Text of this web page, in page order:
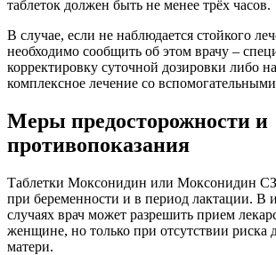
таблеток должен быть не менее трёх часов.
В случае, если не наблюдается стойкого
необходимо сообщить об этом врачу –
корректировку суточной дозировки либо
комплексное лечение со
Меры предосторожности и
противопоказания
Таблетки Моксонидин или Моксонидин СЗ
при беременности и в период лактации. В
случаях врач может разрешить прием
женщине, но только при отсутствии риска
матери.